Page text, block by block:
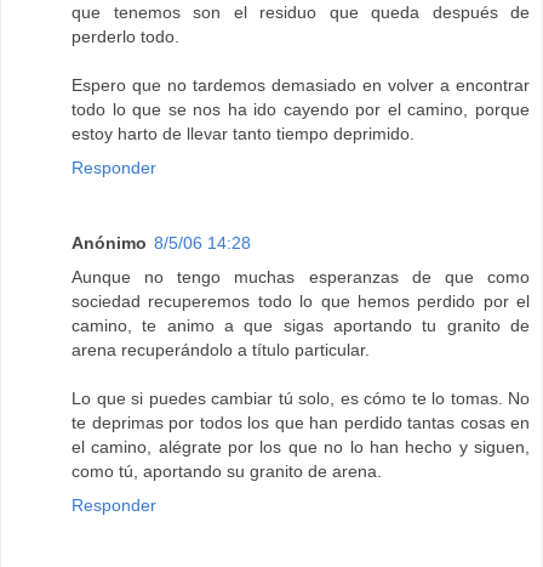
que tenemos son el residuo que queda después de
perderlo todo.
Espero que no tardemos demasiado en volver a encontrar
todo lo que se nos ha ido cayendo por el camino, porque
estoy harto de llevar tanto tiempo deprimido.
Responder
Anónimo 8/5/06 14:28
Aunque no tengo muchas esperanzas de que como
sociedad recuperemos todo lo que hemos perdido por el
camino, te animo a que sigas aportando tu granito de
arena recuperándolo a título particular.
Lo que si puedes cambiar tú solo, es cómo te lo tomas. No
te deprimas por todos los que han perdido tantas cosas en
el camino, alégrate por los que no lo han hecho y siguen,
como tú, aportando su granito de arena.
Responder